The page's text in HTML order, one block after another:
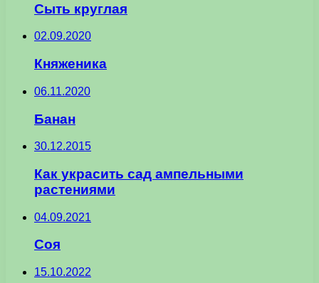
Сыть круглая
02.09.2020
Княженика
06.11.2020
Банан
30.12.2015
Как украсить сад ампельными
растениями
04.09.2021
Соя
15.10.2022